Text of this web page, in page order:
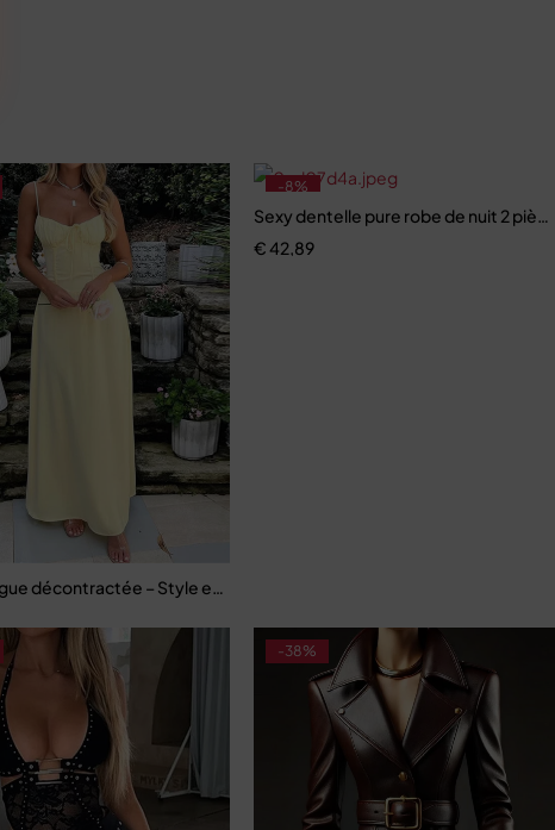
et raffiné
décontractée – Style estival élégant pour femme
-8%
Sexy dentelle pure robe de nuit 2
€42,89
-38%